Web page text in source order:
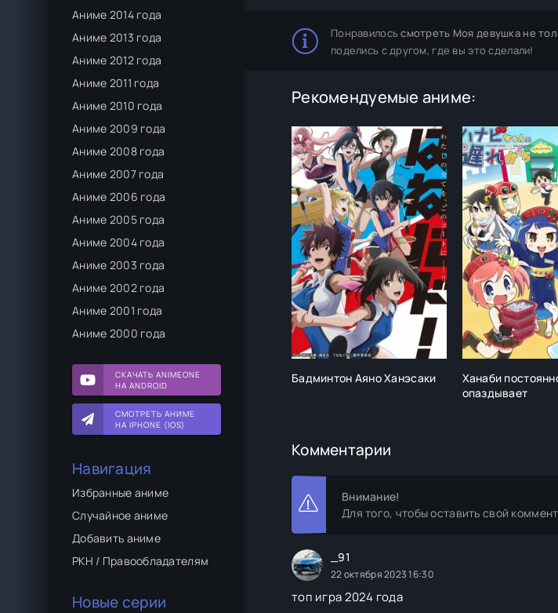
Аниме 2014 года
Аниме 2013 года
Аниме 2012 года
Аниме 2011 года
Аниме 2010 года
Аниме 2009 года
Аниме 2008 года
Аниме 2007 года
Аниме 2006 года
Аниме 2005 года
Аниме 2004 года
Аниме 2003 года
Аниме 2002 года
Аниме 2001 года
Аниме 2000 года
СКАЧАТЬ ANIMEONE
НА ANDROID
СМОТРЕТЬ АНИМЕ
НА IPHONE (IOS)
Навигация
Избранные аниме
Случайное аниме
Добавить аниме
РКН / Правообладателям
Новые серии
Понравилосьсмотреть Моя девушка не
поделись с другом, где вы это сделали!
Рекомендуемые аниме:
Бадминтон Аяно Ханэсаки
Ханаби
опаздывает
Комментарии
Внимание!
Для того, чтобы оставить свой
_91
22 октября 2023 16:30
топ игра 2024 года